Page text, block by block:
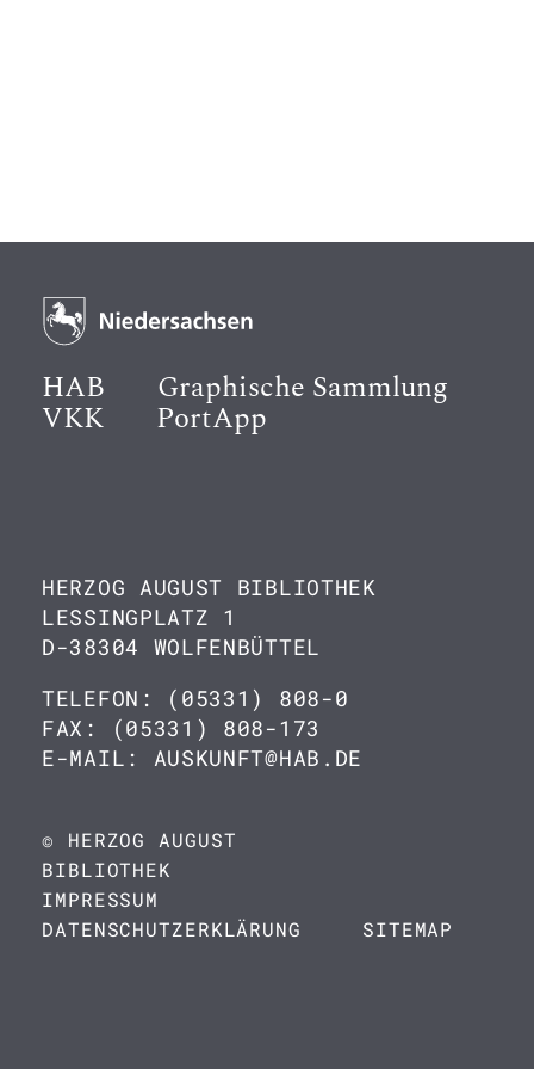
HAB Graphische Sammlung
VKK PortApp
HERZOG AUGUST BIBLIOTHEK
LESSINGPLATZ 1
D-38304 WOLFENBÜTTEL
TELEFON: (05331) 808-0
FAX: (05331) 808-173
E-MAIL: AUSKUNFT@HAB.DE
© HERZOG AUGUST
BIBLIOTHEK
IMPRESSUM
DATENSCHUTZERKLÄRUNG
SITEMAP